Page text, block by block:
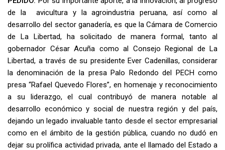
de la avicultura y la agroindustria peruana, así como al
desarrollo del sector ganadería, es que la Cámara de Comercio
de La Libertad, ha solicitado de manera formal, tanto al
gobernador César Acuña como al Consejo Regional de La
Libertad, a través de su presidente Ever Cadenillas, considerar
la denominación de la presa Palo Redondo del PECH como
presa “Rafael Quevedo Flores”, en homenaje y reconocimiento
a su liderazgo, el cual contribuyó de manera notable al
desarrollo económico y social de nuestra región y del país,
dejando un legado invaluable tanto desde el sector empresarial
como en el ámbito de la gestión pública, cuando no dudó en
dejar su prolífica actividad privada, ante el llamado del Estado a